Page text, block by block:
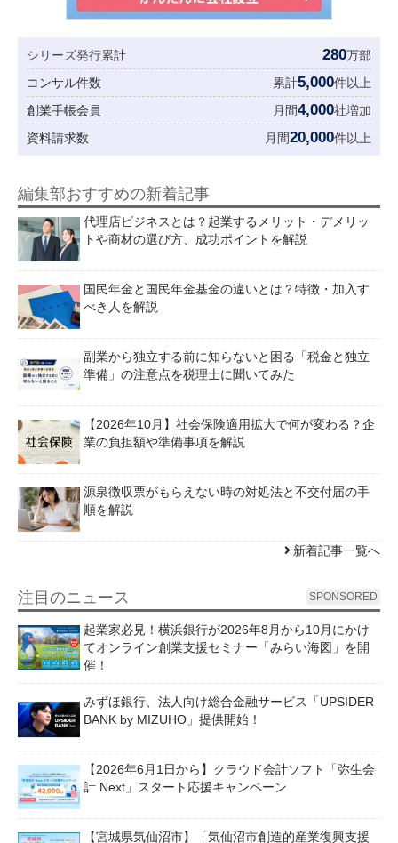
シリーズ発行累計 280万部
コンサル件数
累計5,000件以上
創業手帳会員
月間4,000社増加
資料請求数
月間20,000件以上
編集部おすすめの新着記事
代理店ビジネスとは？起業するメリット・デメリッ
トや商材の選び方、成功ポイントを解説
国民年金と国民年金基金の違いとは？特徴・加入す
べき人を解説
副業から独立する前に知らないと困る「税金と独立
準備」の注意点を税理士に聞いてみた
【2026年10月】社会保険適用拡大で何が変わる？企
業の負担額や準備事項を解説
源泉徴収票がもらえない時の対処法と不交付届の手
順を解説
新着記事一覧へ
注目のニュース SPONSORED
起業家必見！横浜銀行が2026年8月から10月にかけ
てオンライン創業支援セミナー「みらい海図」を開
催！
みずほ銀行、法人向け総合金融サービス「UPSIDER
BANK by MIZUHO」提供開始！
【2026年6月1日から】クラウド会計ソフト「弥生会
計 Next」スタート応援キャンペーン
【宮城県気仙沼市】「気仙沼市創造的産業復興支援